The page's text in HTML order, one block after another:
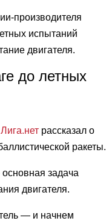
производителя
испытаний
двигателя.
до летных
Лига.нет рассказал о
ракеты.
задача
двигателя.
— и начнем